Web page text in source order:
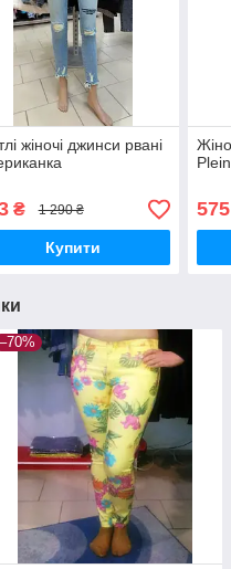
жіночі джинси рвані
₴ 1 290 ₴
Купити
575
–70%